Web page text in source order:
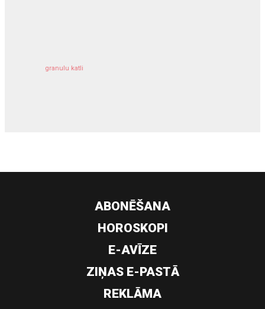
granulu katli
ABONĒŠANA
HOROSKOPI
E-AVĪZE
ZIŅAS E-PASTĀ
REKLĀMA